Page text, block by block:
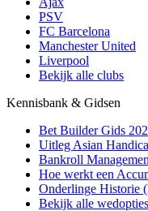
PSV
FC Barcelona
Manchester United
Liverpool
Bekijk alle clubs
Kennisbank & Gidsen
Bet Builder Gids
Uitleg Asian
Bankroll
Hoe werkt een
Onderlinge Historie
Bekijk alle wedopties